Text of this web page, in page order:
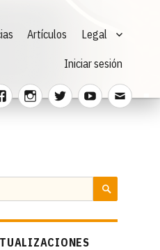
FacebookInstagram
TwitterYoutubeCorreo
Artículos Legal
Iniciar sesión